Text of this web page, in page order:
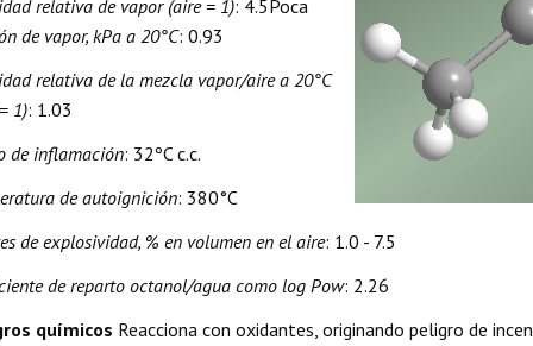
relativa de vapor (aire = 1): 4.5Poca
de vapor, kPa a 20°C: 0.93
relativa de la mezcla vapor/aire a 20°C
1): 1.03
de inflamación: 32ºC c.c.
de autoignición: 380°C
de explosividad, % en volumen en el aire: 1.0 - 7.5
de reparto octanol/agua como log Pow: 2.26
químicos Reacciona con oxidantes, originando peligro de